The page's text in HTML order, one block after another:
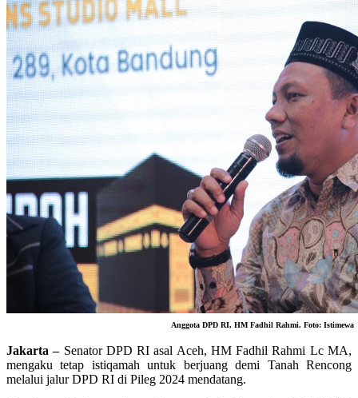
Anggota DPD RI, HM Fadhil Rahmi. Foto: Istimewa
Jakarta – Senator DPD RI asal Aceh, HM Fadhil Rahmi Lc MA,
mengaku tetap istiqamah untuk berjuang demi Tanah Rencong
melalui jalur DPD RI di Pileg 2024 mendatang.